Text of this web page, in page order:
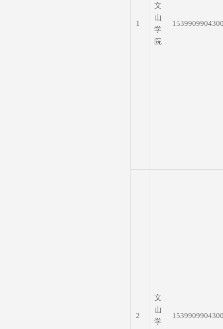
1
文
山
学
院
2
文
山
学